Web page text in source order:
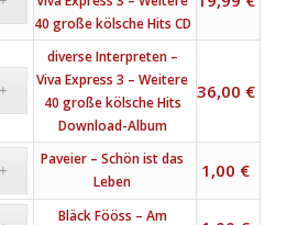
40 große kölsche Hits CD
diverse Interpreten –
Viva Express 3 – Weitere
40 große kölsche Hits
Download-Album
36,00 €
Paveier – Schön ist das
Leben
1,00 €
Bläck Fööss – Am